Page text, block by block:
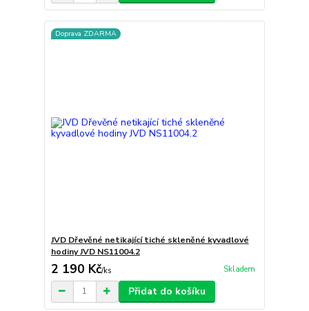
Doprava ZDARMA
JVD Dřevěné netikající tiché skleněné kyvadlové
hodiny JVD NS11004.2
2 190 Kč/ks Skladem
Přidat do košíku